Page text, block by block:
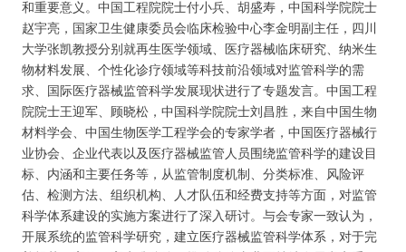
和重要意义。中国工程院院士付小兵、胡盛寿，中国科学院院士
赵宇亮，国家卫生健康委员会临床检验中心李金明副主任，四川
大学张凯教授分别就再生医学领域、医疗器械临床研究、纳米生
物材料发展、个性化诊疗领域等科技前沿领域对监管科学的需
求、国际医疗器械监管科学发展现状进行了专题发言。中国工程
院院士王迎军、顾晓松，中国科学院院士刘昌胜，来自中国生物
材料学会、中国生物医学工程学会的专家学者，中国医疗器械行
业协会、企业代表以及医疗器械监管人员围绕监管科学的建设目
标、内涵和主要任务等，从监管制度机制、分类标准、风险评
估、检测方法、组织机构、人才队伍和经费支持等方面，对监管
科学体系建设的实施方案进行了深入研讨。与会专家一致认为，
开展系统的监管科学研究，建立医疗器械监管科学体系，对于完